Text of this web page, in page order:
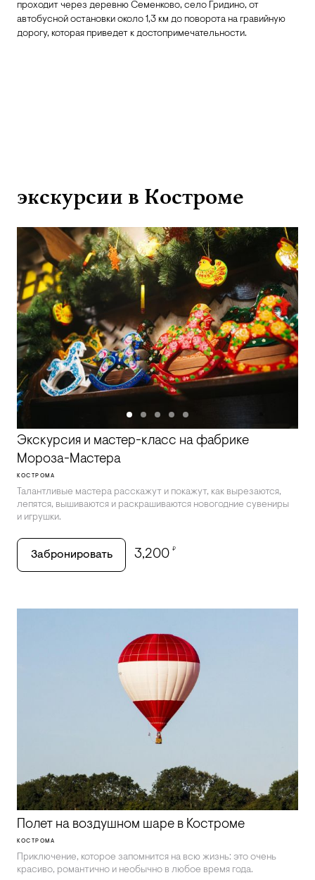
проходит через деревню Семенково, село Гридино, от
автобусной остановки около 1,3 км до поворота на гравийную
дорогу, которая приведет к достопримечательности.
экскурсии в Костроме
Экскурсия и мастер-класс на фабрике
Мороза-Мастера
КОСТРОМА
Талантливые мастера расскажут и покажут, как вырезаются,
лепятся, вышиваются и раскрашиваются новогодние сувениры
и игрушки.
Забронировать 3,200 ₽
Полет на воздушном шаре в Костроме
КОСТРОМА
Приключение, которое запомнится на всю жизнь: это очень
красиво, романтично и необычно в любое время года.